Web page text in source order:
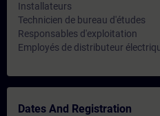
Installateurs
Technicien de bureau d'études
Responsables d'exploitation
Employés de distributeur
Dates And Registration